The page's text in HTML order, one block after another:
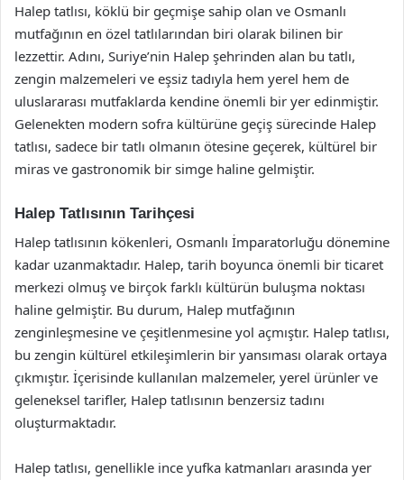
Halep tatlısı, köklü bir geçmişe sahip olan ve Osmanlı
mutfağının en özel tatlılarından biri olarak bilinen bir
lezzettir. Adını, Suriye’nin Halep şehrinden alan bu tatlı,
zengin malzemeleri ve eşsiz tadıyla hem yerel hem de
uluslararası mutfaklarda kendine önemli bir yer edinmiştir.
Gelenekten modern sofra kültürüne geçiş sürecinde Halep
tatlısı, sadece bir tatlı olmanın ötesine geçerek, kültürel bir
miras ve gastronomik bir simge haline gelmiştir.
Halep Tatlısının Tarihçesi
Halep tatlısının kökenleri, Osmanlı İmparatorluğu dönemine
kadar uzanmaktadır. Halep, tarih boyunca önemli bir ticaret
merkezi olmuş ve birçok farklı kültürün buluşma noktası
haline gelmiştir. Bu durum, Halep mutfağının
zenginleşmesine ve çeşitlenmesine yol açmıştır. Halep tatlısı,
bu zengin kültürel etkileşimlerin bir yansıması olarak ortaya
çıkmıştır. İçerisinde kullanılan malzemeler, yerel ürünler ve
geleneksel tarifler, Halep tatlısının benzersiz tadını
oluşturmaktadır.
Halep tatlısı, genellikle ince yufka katmanları arasında yer